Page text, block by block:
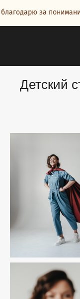
за понимание ❤️
Детский